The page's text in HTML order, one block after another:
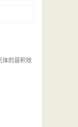
体的容积效